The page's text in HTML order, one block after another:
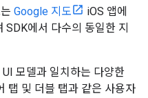
Google 지도
iOS 앱에
에서 다수의 동일한 지
모델과 일치하는 다양한
탭 및 더블 탭과 같은 사용자